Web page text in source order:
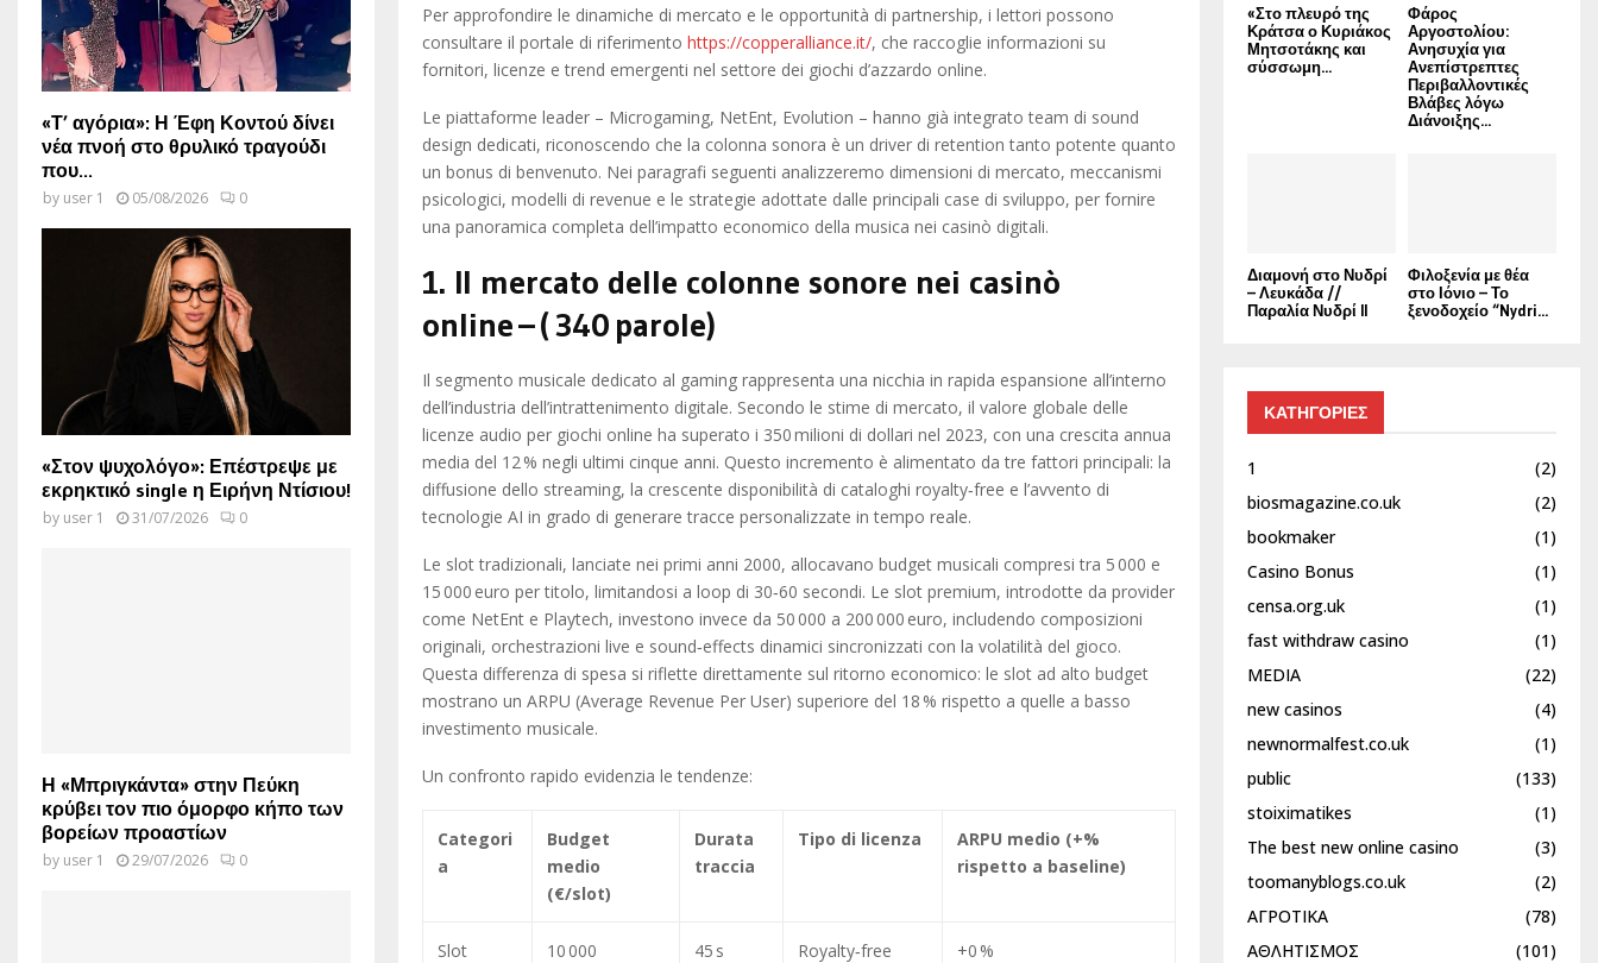
Per approfondire le dinamiche di mercato e le opportunità di partnership, i lettori possono
consultare il portale di riferimento https://copperalliance.it/, che raccoglie informazioni su
fornitori, licenze e trend emergenti nel settore dei giochi d’azzardo online.
Le piattaforme leader – Microgaming, NetEnt, Evolution – hanno già integrato team di sound
design dedicati, riconoscendo che la colonna sonora è un driver di retention tanto potente quanto
un bonus di benvenuto. Nei paragrafi seguenti analizzeremo dimensioni di mercato, meccanismi
psicologici, modelli di revenue e le strategie adottate dalle principali case di sviluppo, per fornire
una panoramica completa dell’impatto economico della musica nei casinò digitali.
1. Il mercato delle colonne sonore nei casinò
online – ( 340 parole)
Il segmento musicale dedicato al gaming rappresenta una nicchia in rapida espansione all’interno
dell’industria dell’intrattenimento digitale. Secondo le stime di mercato, il valore globale delle
licenze audio per giochi online ha superato i 350 milioni di dollari nel 2023, con una crescita annua
media del 12 % negli ultimi cinque anni. Questo incremento è alimentato da tre fattori principali: la
diffusione dello streaming, la crescente disponibilità di cataloghi royalty‑free e l’avvento di
tecnologie AI in grado di generare tracce personalizzate in tempo reale.
Le slot tradizionali, lanciate nei primi anni 2000, allocavano budget musicali compresi tra 5 000 e
15 000 euro per titolo, limitandosi a loop di 30‑60 secondi. Le slot premium, introdotte da provider
come NetEnt e Playtech, investono invece da 50 000 a 200 000 euro, includendo composizioni
originali, orchestrazioni live e sound‑effects dinamici sincronizzati con la volatilità del gioco.
Questa differenza di spesa si riflette direttamente sul ritorno economico: le slot ad alto budget
mostrano un ARPU (Average Revenue Per User) superiore del 18 % rispetto a quelle a basso
investimento musicale.
Un confronto rapido evidenzia le tendenze:
Categori
a
Budget
medio
(€/slot)
Durata
traccia
Tipo di licenza
ARPU medio (+%
rispetto a baseline)
Slot
10 000 45 s Royalty‑free +0 %
«Τ’ αγόρια»: Η Έφη Κοντού δίνει
νέα πνοή στο θρυλικό τραγούδι
που...
by user 1 05/08/2026 0
«Στον ψυχολόγο»: Επέστρεψε με
εκρηκτικό single η Ειρήνη Ντίσιου!
by user 1 31/07/2026 0
Η «Μπριγκάντα» στην Πεύκη
κρύβει τον πιο όμορφο κήπο των
βορείων προαστίων
by user 1 29/07/2026 0
«Στο πλευρό της
Κράτσα ο Κυριάκος
Μητσοτάκης και
σύσσωμη...
Φάρος
Αργοστολίου:
Ανησυχία για
Ανεπίστρεπτες
Περιβαλλοντικές
Βλάβες λόγω
Διάνοιξης...
Διαμονή στο Νυδρί
– Λευκάδα //
Παραλία Νυδρί II
Φιλοξενία με θέα
στο Ιόνιο – Το
ξενοδοχείο “Nydri...
ΚΑΤΗΓΟΡΙΕΣ
1
(2)
biosmagazine.co.uk
(2)
bookmaker
(1)
Casino Bonus
(1)
censa.org.uk
(1)
fast withdraw casino
(1)
MEDIA
(22)
new casinos
(4)
newnormalfest.co.uk
(1)
public
(133)
stoiximatikes
(1)
The best new online casino
(3)
toomanyblogs.co.uk
(2)
ΑΓΡΟΤΙΚΑ
(78)
ΑΘΛΗΤΙΣΜΟΣ
(101)